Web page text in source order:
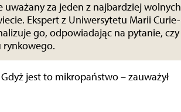
uważany za jeden z najbardziej wolnych
Ekspert z Uniwersytetu Marii Curie-
go, odpowiadając na pytanie, czy
rynkowego.
jest to mikropaństwo – zauważył